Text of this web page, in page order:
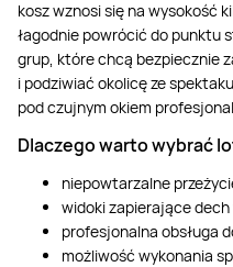
kosz wznosi się na wysokość
łagodnie powrócić do punktu
grup, które chcą bezpiecznie
i podziwiać okolicę ze
pod czujnym okiem
Dlaczego warto wybrać
niepowtarzalne
widoki zapierające dech
profesjonalna obsługa
możliwość wykonania